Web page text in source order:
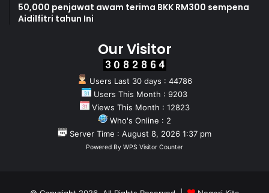
50,000 penjawat awam terima BKK RM300 sempena
Aidilfitri tahun Ini
Our Visitor
Users Last 30 days : 44786
Users This Month : 9203
Views This Month : 12823
Who's Online : 2
Server Time : August 8, 2026 1:37 pm
Powered By WPS Visitor Counter